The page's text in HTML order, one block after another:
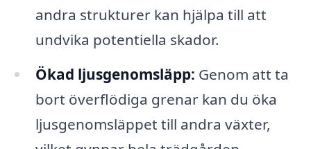
andra strukturer kan hjälpa till att
undvika potentiella skador.
Ökad ljusgenomsläpp: Genom att ta
bort överflödiga grenar kan du öka
ljusgenomsläppet till andra växter,